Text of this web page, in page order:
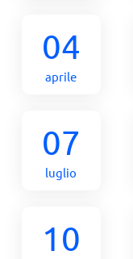
04
aprile
07
luglio
10